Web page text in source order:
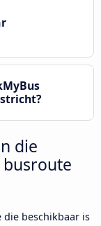
die
beschikbaar is